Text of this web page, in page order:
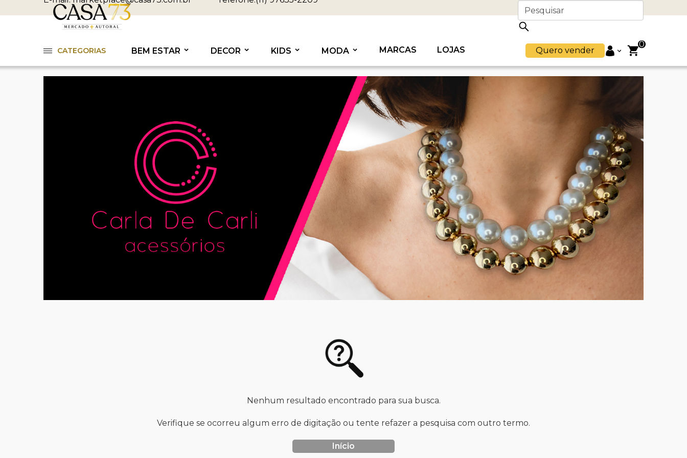
CATEGORIAS BEM ESTAR DECOR KIDS MODA MARCAS LOJAS Quero vender
0
Nenhum resultado encontrado para sua busca.
Verifique se ocorreu algum erro de digitação ou tente refazer a pesquisa com outro termo.
Início